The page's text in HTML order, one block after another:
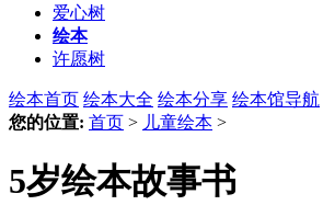
爱心树
绘本
许愿树
绘本首页 绘本大全 绘本分享 绘本馆导航
您的位置: 首页 > 儿童绘本 >
5岁绘本故事书